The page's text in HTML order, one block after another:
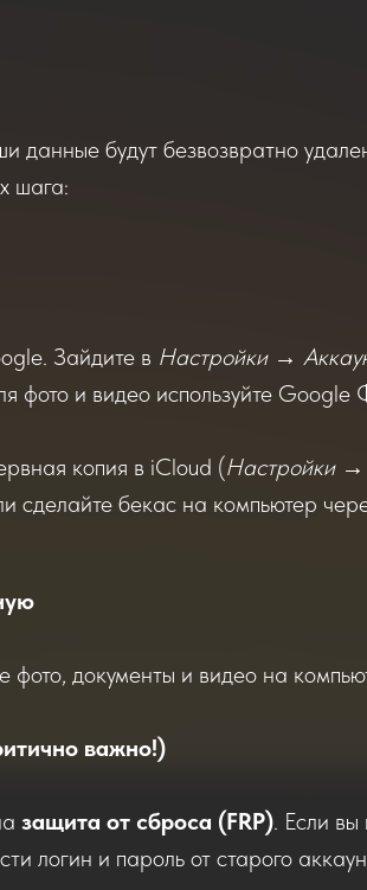
данные будут безвозвратно
шага:
Зайдите в Настройки →
фото и видео используйте Google
копия в iCloud (Настройки
сделайте бекас на компьютер
документы и видео на
важно!)
защита от сброса (FRP). Если вы
логин и пароль от старого